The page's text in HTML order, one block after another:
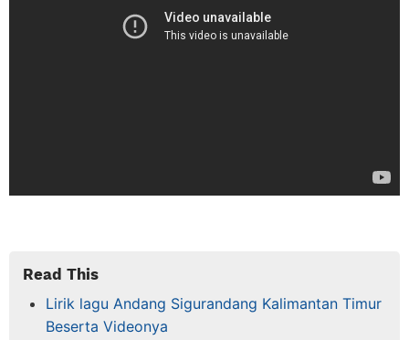
Read This
Lirik lagu Andang Sigurandang Kalimantan Timur
Beserta Videonya